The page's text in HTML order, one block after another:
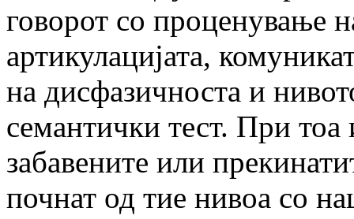
говорот со проценување
артикулацијата,
на дисфазичноста и
семантички тест. При тоа
забавените или
почнат од тие нивоа со